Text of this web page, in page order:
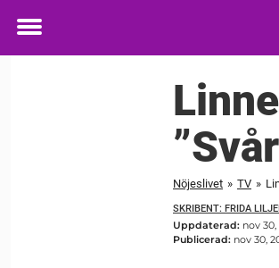
Toggle
Nöjeslivet » TV »
SKRIBENT: FRIDA
Uppdaterad: nov 30,
Publicerad: nov 30,